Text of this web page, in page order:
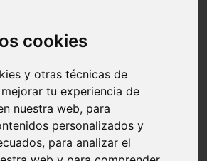
cookies
y otras técnicas de
tu experiencia de
nuestra web, para
personalizados y
para analizar el
para el pelo rizado: mejora tu look con